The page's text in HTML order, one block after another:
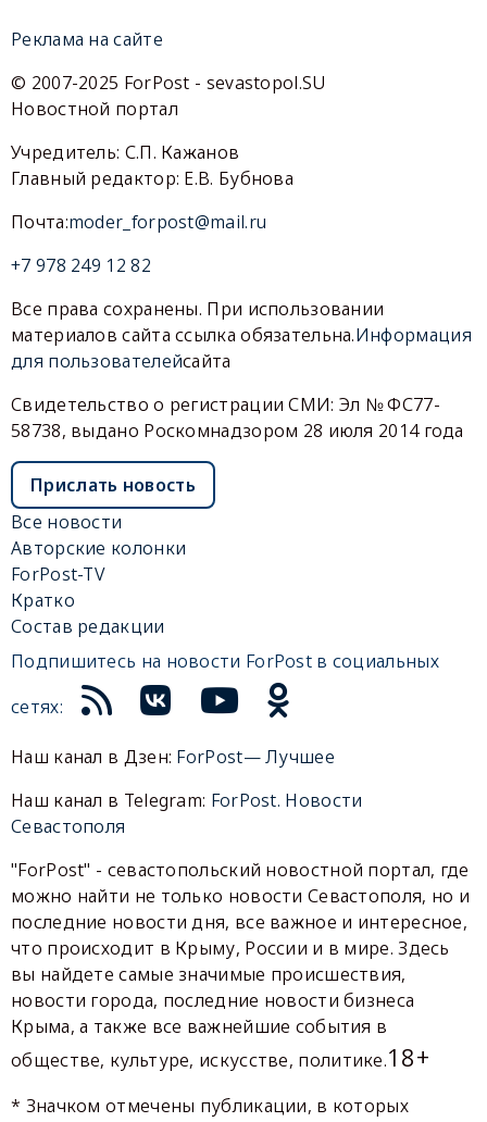
Реклама на сайте
© 2007-2025 ForPost - sevastopol.SU
Новостной портал
Учредитель: С.П. Кажанов
Главный редактор: Е.В. Бубнова
Почта:moder_forpost@mail.ru
+7 978 249 12 82
Все права сохранены. При использовании
материалов сайта ссылка обязательна.Информация
для пользователейсайта
Свидетельство о регистрации СМИ: Эл № ФС77-
58738, выдано Роскомнадзором 28 июля 2014 года
Прислать новость
Все новости
Авторские колонки
ForPost-TV
Кратко
Состав редакции
Подпишитесь на новости ForPost в социальных
сетях:
Наш канал в Дзен: ForPost— Лучшее
Наш канал в Telegram: ForPost. Новости
Севастополя
"ForPost" - севастопольский новостной портал, где
можно найти не только новости Севастополя, но и
последние новости дня, все важное и интересное,
что происходит в Крыму, России и в мире. Здесь
вы найдете самые значимые происшествия,
новости города, последние новости бизнеса
Крыма, а также все важнейшие события в
обществе, культуре, искусстве, политике.18+
* Значком отмечены публикации, в которых